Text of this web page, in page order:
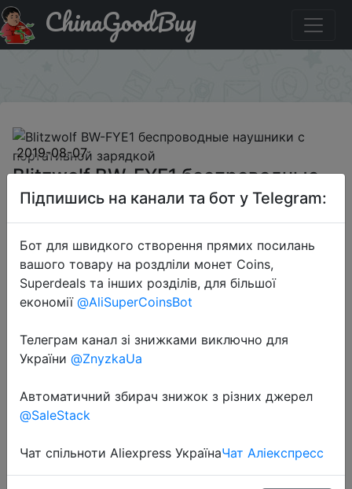
Купити по знижці BGFYE1W Blitzwolf BW-FYE1
беспроводные наушники с портативной зарядкой
ChinaGoodBuy
2019-08-07
Blitzwolf BW-FYE1 беспроводные
наушники с портативной зарядкой
$24.99
Перейти до магазину
Додаткова інформація відсутня.
Слідкуйте за знижками на мобільному, в телеграм
Підпишись на канали та бот у Telegram:
Бот для швидкого створення прямих посилань
вашого товару на роздліли монет Coins,
Superdeals та інших розділів, для більшої
економії @AliSuperCoinsBot
Телеграм канал зі знижками виключно для
України @ZnyzkaUa
Автоматичний збирач знижок з різних джерел
@SaleStack
Чат спільноти Aliexpress УкраїнаЧат Аліекспресс